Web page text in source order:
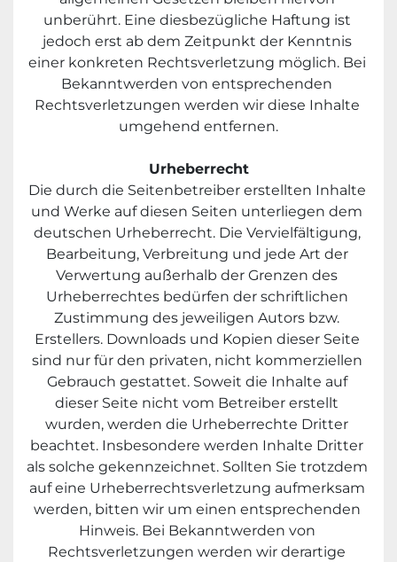
unberührt. Eine diesbezügliche Haftung ist
jedoch erst ab dem Zeitpunkt der Kenntnis
einer konkreten Rechtsverletzung möglich. Bei
Bekanntwerden von entsprechenden
Rechtsverletzungen werden wir diese Inhalte
umgehend entfernen.
Urheberrecht
Die durch die Seitenbetreiber erstellten Inhalte
und Werke auf diesen Seiten unterliegen dem
deutschen Urheberrecht. Die Vervielfältigung,
Bearbeitung, Verbreitung und jede Art der
Verwertung außerhalb der Grenzen des
Urheberrechtes bedürfen der schriftlichen
Zustimmung des jeweiligen Autors bzw.
Erstellers. Downloads und Kopien dieser Seite
sind nur für den privaten, nicht kommerziellen
Gebrauch gestattet. Soweit die Inhalte auf
dieser Seite nicht vom Betreiber erstellt
wurden, werden die Urheberrechte Dritter
beachtet. Insbesondere werden Inhalte Dritter
als solche gekennzeichnet. Sollten Sie trotzdem
auf eine Urheberrechtsverletzung aufmerksam
werden, bitten wir um einen entsprechenden
Hinweis. Bei Bekanntwerden von
Rechtsverletzungen werden wir derartige